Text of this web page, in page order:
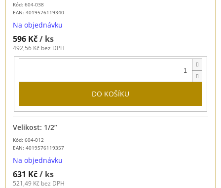
Kód: 604-038
EAN: 4019576119340
Na objednávku
596 Kč/ ks
492,56 Kč bez DPH
DO KOŠÍKU
Kód: 604-012
EAN: 4019576119357
Velikost: 1/2”
Na objednávku
631 Kč/ ks
521,49 Kč bez DPH